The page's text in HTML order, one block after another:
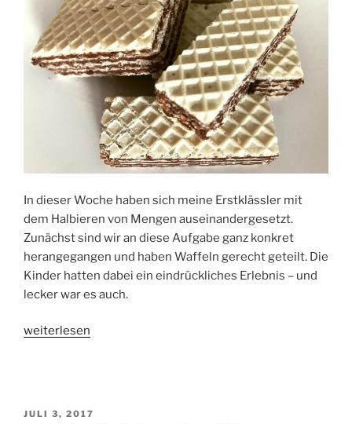
In dieser Woche haben sich meine Erstklässler mit
dem Halbieren von Mengen auseinandergesetzt.
Zunächst sind wir an diese Aufgabe ganz konkret
herangegangen und haben Waffeln gerecht geteilt. Die
Kinder hatten dabei ein eindrückliches Erlebnis – und
lecker war es auch.
„Verdoppeln
weiterlesen
VERÖFFENTLICHT
JULI 3, 2017